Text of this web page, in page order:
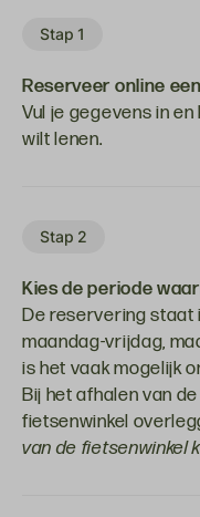
Stap 1
Reserveer online
Vul je gegevens in
wilt lenen.
Stap 2
Kies de periode
De reservering staat
maandag-vrijdag,
is het vaak mogelijk
Bij het afhalen van
fietsenwinkel
van de fietsenwinkel